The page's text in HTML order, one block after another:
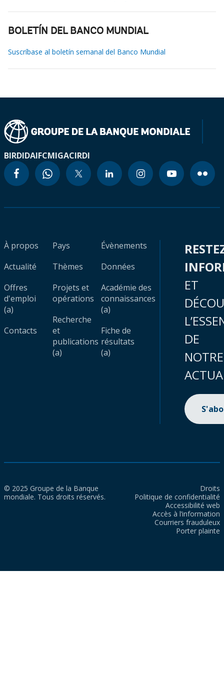
BOLETÍN DEL BANCO MUNDIAL
Suscríbase al boletín semanal del Banco Mundial
BIRDIDAIFCMIGACIRDI
À propos
Actualité
Offres
d'emploi
(a)
Contacts
Pays
Thèmes
Projets et
opérations
Recherche
et
publications
(a)
Évènements
Données
Académie des
connaissances
(a)
Fiche de
résultats
(a)
ET
DE
NOTRE
© 2025 Groupe de la Banque
mondiale. Tous droits réservés.
Droits
Politique de confidentialité
Accessibilité web
Accès à l’information
Courriers frauduleux
Porter plainte